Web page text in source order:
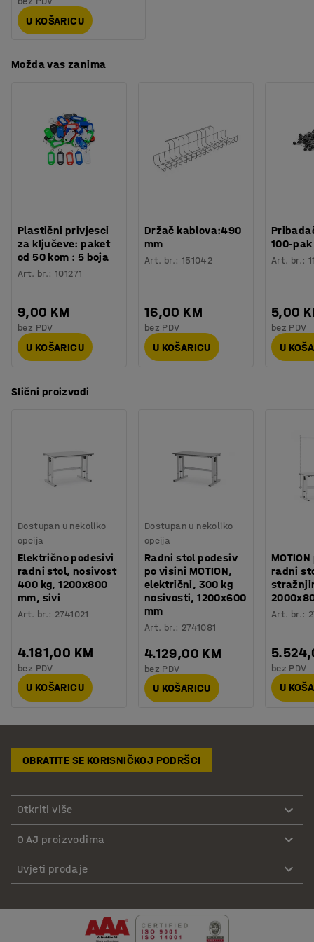
U KOŠARICU
Možda vas zanima
Plastični privjesci
za ključeve: paket
od 50 kom : 5 boja
Art. br.:101271
9,00 KM
bez PDV
U KOŠARICU
Držač kablova:490
mm
Art. br.: 151042
16,00 KM
bez PDV
U KOŠARICU
100-pak
Art. br.:
5,00
bez PDV
U
Slični proizvodi
Dostupan u nekoliko
opcija
Električno podesivi
radni stol, nosivost
400 kg, 1200x800
mm, sivi
Art. br.: 2741021
4.181,00 KM
bez PDV
U KOŠARICU
Dostupan u nekoliko
opcija
Radni stol podesiv
po visini MOTION,
električni, 300 kg
nosivosti, 1200x600
mm
Art. br.: 2741081
4.129,00 KM
bez PDV
U KOŠARICU
radni
Art. br.:
bez PDV
U
OBRATITE SE KORISNIČKOJ PODRŠCI
Otkriti više
O AJ proizvodima
Uvjeti prodaje